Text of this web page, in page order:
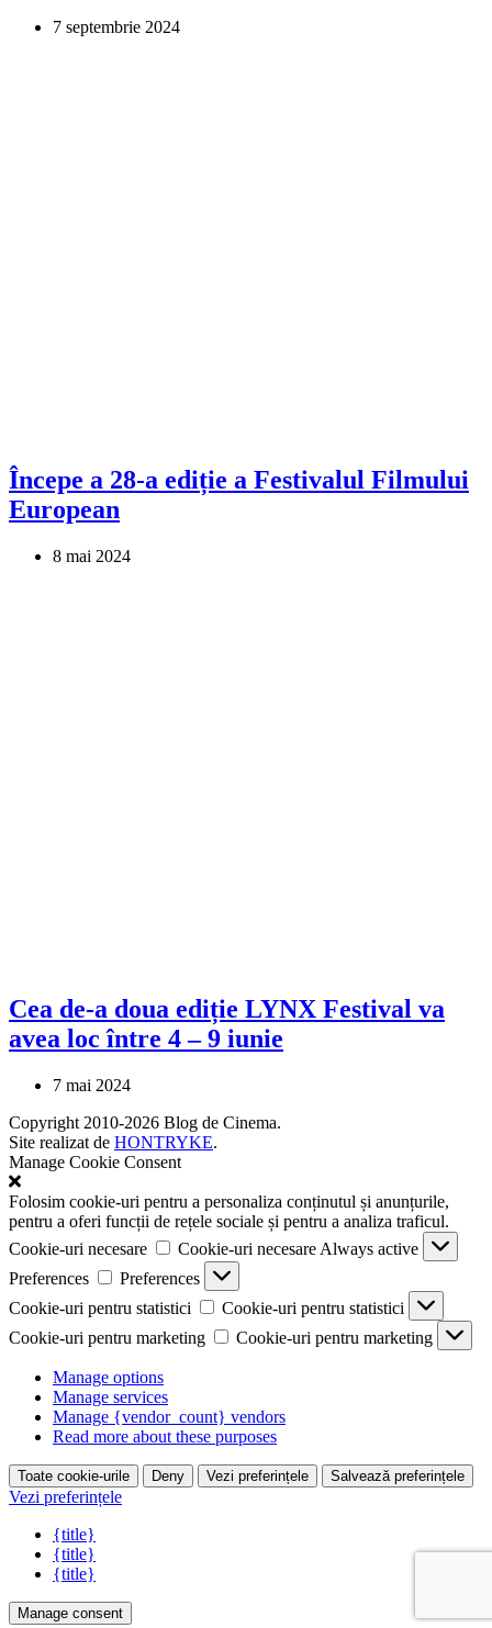
7 septembrie 2024
Începe a 28-a ediție a Festivalul Filmului
European
8 mai 2024
Cea de-a doua ediție LYNX Festival va
avea loc între 4 – 9 iunie
7 mai 2024
Copyright 2010-2026 Blog de Cinema.
Site realizat de HONTRYKE.
Manage Cookie Consent
Folosim cookie-uri pentru a personaliza conținutul și anunțurile,
pentru a oferi funcții de rețele sociale și pentru a analiza traficul.
Cookie-uri necesare
Cookie-uri necesare Always active
Preferences
Preferences
Cookie-uri pentru statistici
Cookie-uri pentru statistici
Cookie-uri pentru marketing
Cookie-uri pentru marketing
Manage options
Manage services
Manage {vendor_count} vendors
Read more about these purposes
Toate cookie-urile Deny Vezi preferințele Salvează preferințele
Vezi preferințele
{title}
{title}
{title}
Manage consent